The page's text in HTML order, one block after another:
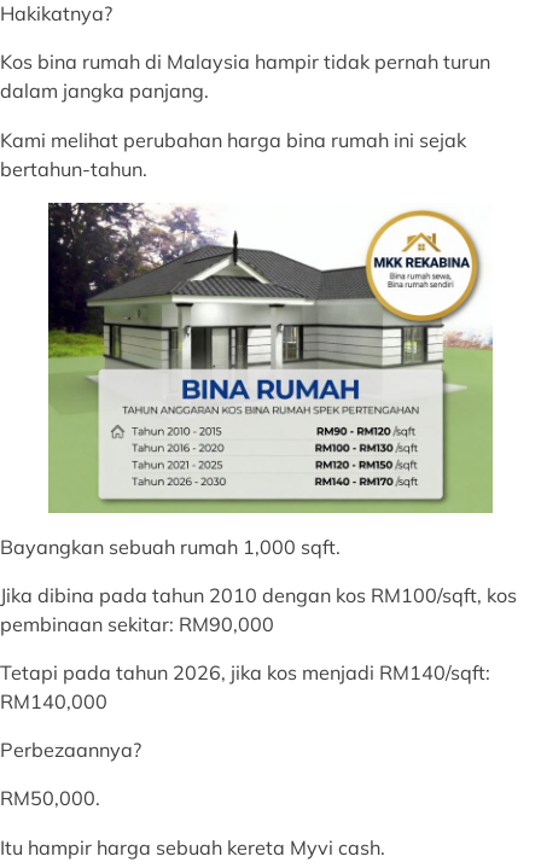
Hakikatnya?
Kos bina rumah di Malaysia hampir tidak pernah turun
dalam jangka panjang.
Kami melihat perubahan harga bina rumah ini sejak
bertahun-tahun.
Bayangkan sebuah rumah 1,000 sqft.
Jika dibina pada tahun 2010 dengan kos RM100/sqft, kos
pembinaan sekitar: RM90,000
Tetapi pada tahun 2026, jika kos menjadi RM140/sqft:
RM140,000
Perbezaannya?
RM50,000.
Itu hampir harga sebuah kereta Myvi cash.